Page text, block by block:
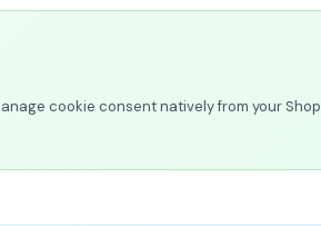
cookie consent natively from your